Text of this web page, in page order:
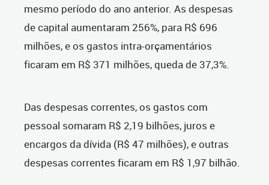
mesmo período do ano anterior. As despesas
de capital aumentaram 256%, para R$ 696
milhões, e os gastos intra-orçamentários
ficaram em R$ 371 milhões, queda de 37,3%.
Das despesas correntes, os gastos com
pessoal somaram R$ 2,19 bilhões, juros e
encargos da dívida (R$ 47 milhões), e outras
despesas correntes ficaram em R$ 1,97 bilhão.